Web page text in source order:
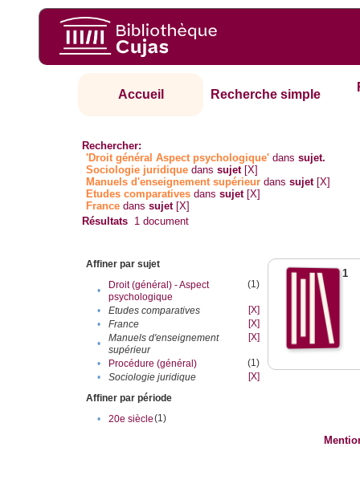
Accueil Recherche simple
Rechercher:
'Droit général Aspect psychologique' danssujet.
Sociologie juridique danssujet [X]
Manuels d'enseignement supérieur danssujet [X]
Etudes comparatives danssujet [X]
France danssujet [X]
Résultats 1 document
Affiner par sujet
•
Droit (général) - Aspect
psychologique
(1)
• Etudes comparatives
[X]
•
France
[X]
•
Manuels d'enseignement
supérieur
[X]
• Procédure (général)
(1)
•
Sociologie juridique
[X]
Affiner par période
•
20e siècle(1)
1